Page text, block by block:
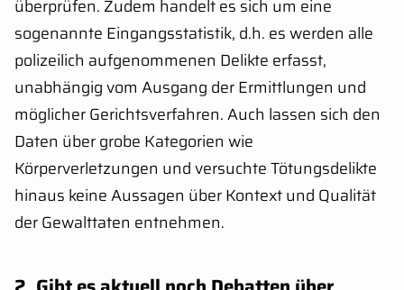
überprüfen. Zudem handelt es sich um eine
sogenannte Eingangsstatistik, d.h. es werden alle
polizeilich aufgenommenen Delikte erfasst,
unabhängig vom Ausgang der Ermittlungen und
möglicher Gerichtsverfahren. Auch lassen sich den
Daten über grobe Kategorien wie
Körperverletzungen und versuchte Tötungsdelikte
hinaus keine Aussagen über Kontext und Qualität
der Gewalttaten entnehmen.